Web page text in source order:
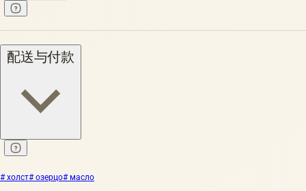
配送与付款
# холст# озерцо# масло